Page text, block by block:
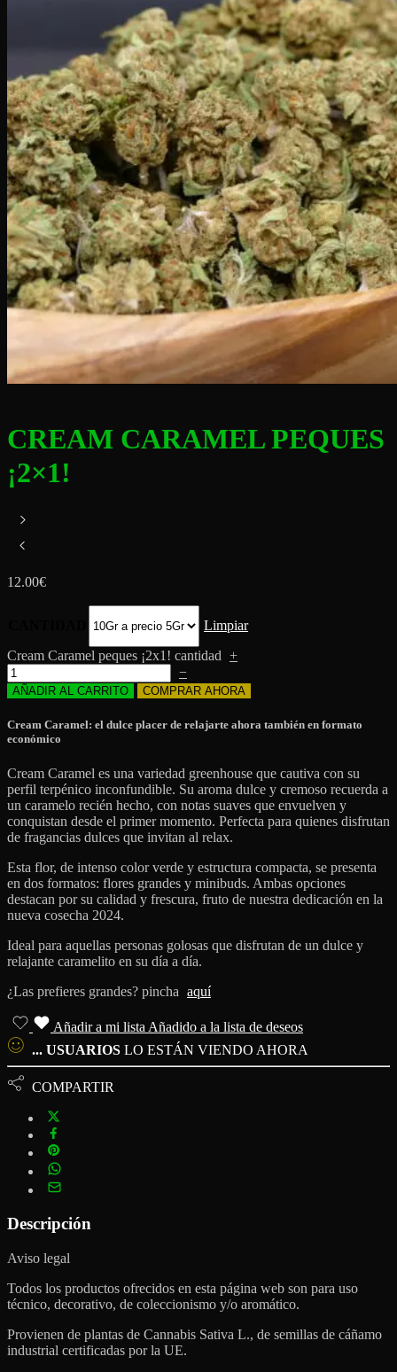
CREAM CARAMEL PEQUES
¡2×1!
12.00€
Limpiar
Cream Caramel peques ¡2x1! cantidad +
−
AÑADIR AL CARRITO COMPRAR AHORA
Cream Caramel: el dulce placer de relajarte ahora también en formato
económico
Cream Caramel es una variedad greenhouse que cautiva con su
perfil terpénico inconfundible. Su aroma dulce y cremoso recuerda a
un caramelo recién hecho, con notas suaves que envuelven y
conquistan desde el primer momento. Perfecta para quienes disfrutan
de fragancias dulces que invitan al relax.
Esta flor, de intenso color verde y estructura compacta, se presenta
en dos formatos: flores grandes y minibuds. Ambas opciones
destacan por su calidad y frescura, fruto de nuestra dedicación en la
nueva cosecha 2024.
Ideal para aquellas personas golosas que disfrutan de un dulce y
relajante caramelito en su día a día.
¿Las prefieres grandes? pincha aquí
Añadir a mi lista Añadido a la lista de deseos
... USUARIOS LO ESTÁN VIENDO AHORA
COMPARTIR
Descripción
Aviso legal
Todos los productos ofrecidos en esta página web son para uso
técnico, decorativo, de coleccionismo y/o aromático.
Provienen de plantas de Cannabis Sativa L., de semillas de cáñamo
industrial certificadas por la UE.